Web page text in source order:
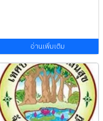
อ่านเพิ่มเติม